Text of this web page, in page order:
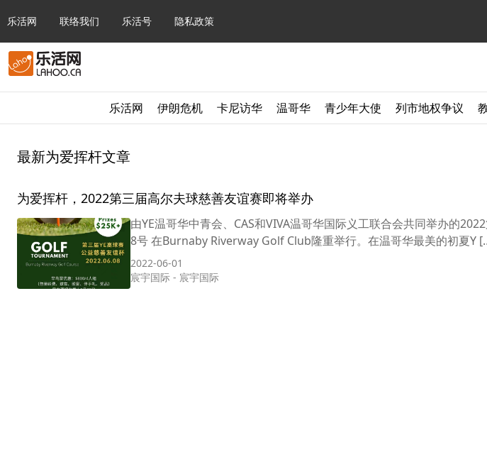
乐活网 联络我们 乐活号 隐私政策
乐活网 伊朗危机 卡尼访华 温哥华 青少年大使 列市地权争议
最新为爱挥杆文章
为爱挥杆，2022第三届高尔夫球慈善友谊赛即将举办
由YE温哥华中青会、CAS和VIVA温哥华国际义工联合会共同举办的
8号 在Burnaby Riverway Golf Club隆重举行。在温哥华最美的初夏Y
2022-06-01
宸宇国际 - 宸宇国际